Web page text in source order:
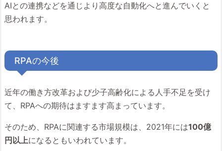
AIとの連携などを通じより高度な自動化へと進んでいくと
思われます。
RPAの今後
近年の働き方改革および少子高齢化による人手不足を受け
て、RPAへの期待はますます高まっています。
そのため、RPAに関連する市場規模は、2021年には100億
円以上になるともいわれています。